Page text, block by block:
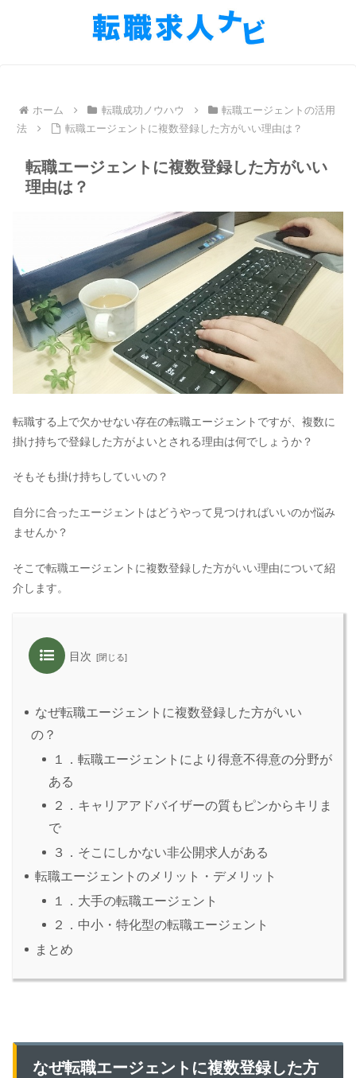
ホーム 転職成功ノウハウ
転職エージェントの活用
法
転職エージェントに複数登録した方がいい理由は？
転職エージェントに複数登録した方がいい
理由は？
転職する上で欠かせない存在の転職エージェントですが、複数に
掛け持ちで登録した方がよいとされる理由は何でしょうか？
そもそも掛け持ちしていいの？
自分に合ったエージェントはどうやって見つければいいのか悩み
ませんか？
そこで転職エージェントに複数登録した方がいい理由について紹
介します。
目次
なぜ転職エージェントに複数登録した方がいい
の？
１．転職エージェントにより得意不得意の分野が
ある
２．キャリアアドバイザーの質もピンからキリま
で
３．そこにしかない非公開求人がある
転職エージェントのメリット・デメリット
１．大手の転職エージェント
２．中小・特化型の転職エージェント
まとめ
なぜ転職エージェントに複数登録した方